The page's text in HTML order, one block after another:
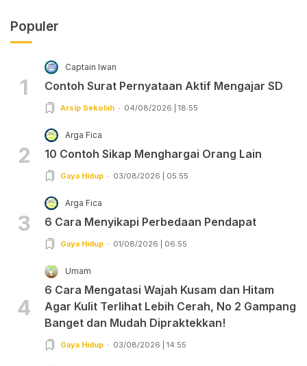
Populer
1
Captain Iwan
Contoh Surat Pernyataan Aktif Mengajar SD
Arsip Sekolah 04/08/2026 | 18:55
2
Arga Fica
10 Contoh Sikap Menghargai Orang Lain
Gaya Hidup 03/08/2026 | 05:55
3
Arga Fica
6 Cara Menyikapi Perbedaan Pendapat
Gaya Hidup 01/08/2026 | 06:55
4
Umam
6 Cara Mengatasi Wajah Kusam dan Hitam
Agar Kulit Terlihat Lebih Cerah, No 2 Gampang
Banget dan Mudah Dipraktekkan!
Gaya Hidup 03/08/2026 | 14:55